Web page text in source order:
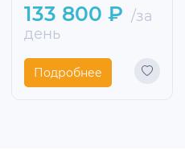
133 800 ₽ /за
день
Подробнее